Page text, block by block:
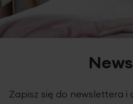
każdego ręcznika. Ręczniki
zmiękczających. Podobne
produkcji wymaga
ochrony podczas procesu
wynikiem wykruszania się
Zapisz się do newslettera